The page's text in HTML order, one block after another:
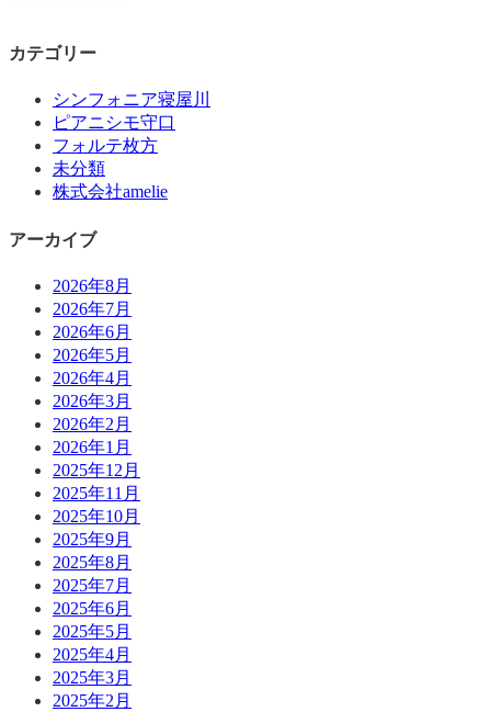
カテゴリー
シンフォニア寝屋川
ピアニシモ守口
フォルテ枚方
未分類
株式会社amelie
アーカイブ
2026年8月
2026年7月
2026年6月
2026年5月
2026年4月
2026年3月
2026年2月
2026年1月
2025年12月
2025年11月
2025年10月
2025年9月
2025年8月
2025年7月
2025年6月
2025年5月
2025年4月
2025年3月
2025年2月